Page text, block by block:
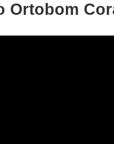
Ortobom